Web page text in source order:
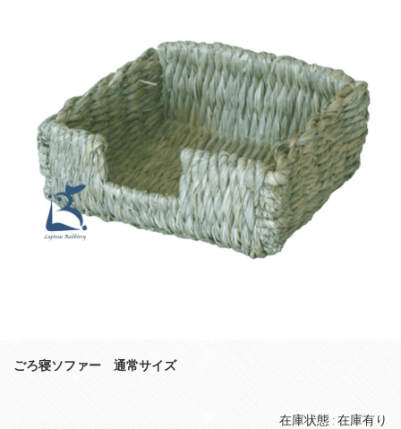
ごろ寝ソファー 通常サイズ
在庫状態 : 在庫有り